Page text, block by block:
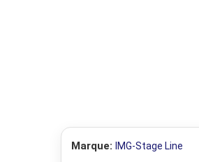
Marque: IMG-Stage Line